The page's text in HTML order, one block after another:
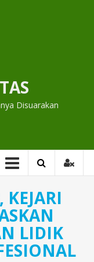
Disuarakan
LIDIK